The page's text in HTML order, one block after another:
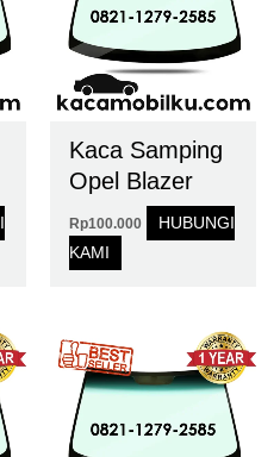
Kaca Samping
Opel Blazer
Rp100.000
HUBUNGI
KAMI